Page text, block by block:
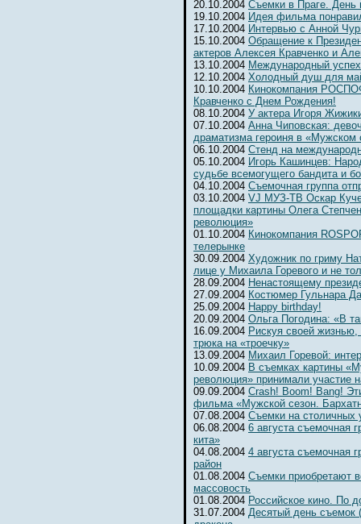
20.10.2004 Съемки в Праге. День
19.10.2004 Идея фильма
17.10.2004 Интервью с Анной
15.10.2004 Обращение к
актеров Алексея Кравченко и
13.10.2004 Международный
12.10.2004 Холодный душ для
10.10.2004 Кинокомпания
Кравченко с Днем Рождения!
08.10.2004 У актера Игоря
07.10.2004 Анна Чиповская:
драматизма героиня в «Мужском
06.10.2004 Cтенд на
05.10.2004 Игорь Кашинцев:
судьбе всемогущего бандита и
04.10.2004 Съемочная группа
03.10.2004 VJ МУЗ-ТВ Оскар
площадки картины Олега
революция»
01.10.2004 Кинокомпания
телерынке
30.09.2004 Художник по гриму
лице у Михаила Горевого и не
28.09.2004 Ненастоящему
27.09.2004 Костюмер Гульнара
25.09.2004 Happy birthday!
20.09.2004 Ольга Погодина: «В
16.09.2004 Рискуя своей
трюка на «троечку»
13.09.2004 Михаил Горевой:
10.09.2004 В съемках картины
революция» принимали участие
09.09.2004 Crash! Boom! Bang!
фильма «Мужской сезон.
07.08.2004 Съемки на столичных
06.08.2004 6 августа съемочная
кита»
04.08.2004 4 августа съемочная
район
01.08.2004 Съемки приобретают
массовость
01.08.2004 Российское кино. По
31.07.2004 Десятый день съемок